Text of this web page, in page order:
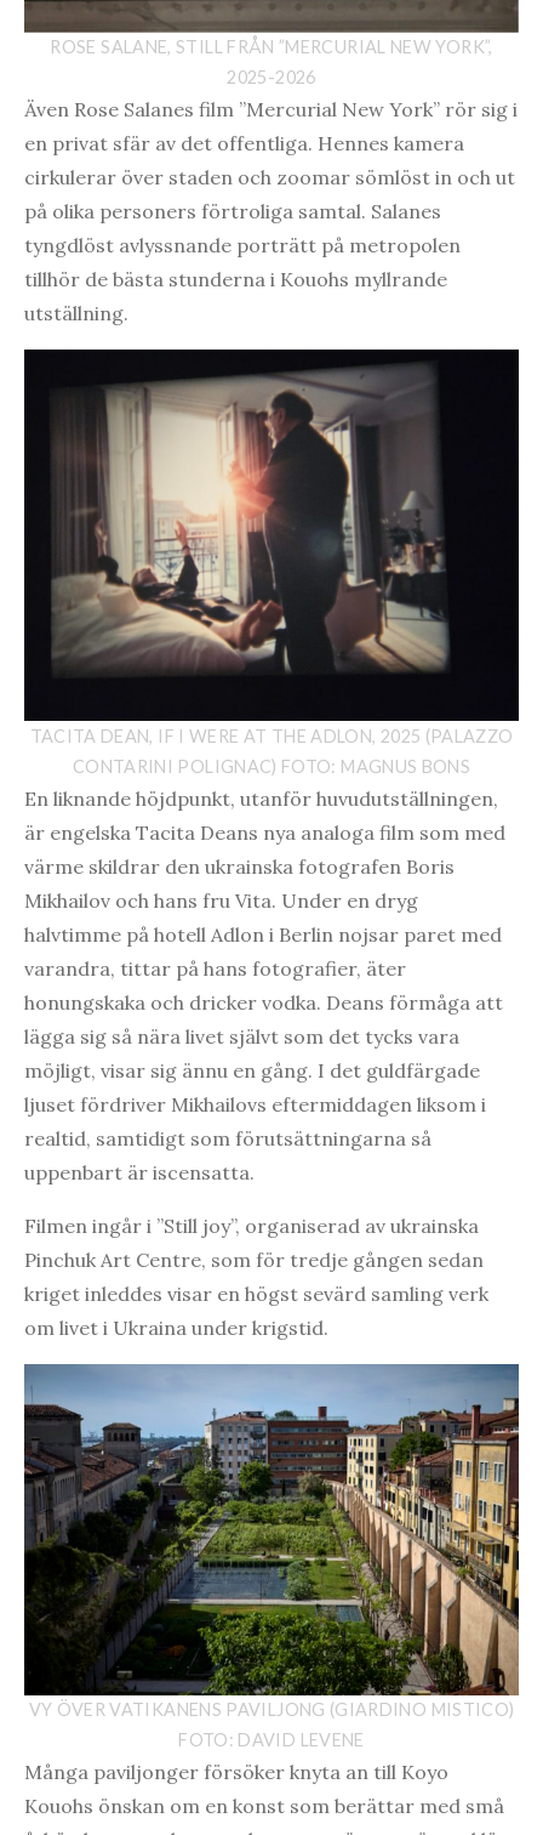
ROSE SALANE, STILL FRÅN ”MERCURIAL NEW YORK”,
2025-2026
Även Rose Salanes film ”Mercurial New York” rör sig i
en privat sfär av det offentliga. Hennes kamera
cirkulerar över staden och zoomar sömlöst in och ut
på olika personers förtroliga samtal. Salanes
tyngdlöst avlyssnande porträtt på metropolen
tillhör de bästa stunderna i Kouohs myllrande
utställning.
TACITA DEAN, IF I WERE AT THE ADLON, 2025 (PALAZZO
CONTARINI POLIGNAC) FOTO: MAGNUS BONS
En liknande höjdpunkt, utanför huvudutställningen,
är engelska Tacita Deans nya analoga film som med
värme skildrar den ukrainska fotografen Boris
Mikhailov och hans fru Vita. Under en dryg
halvtimme på hotell Adlon i Berlin nojsar paret med
varandra, tittar på hans fotografier, äter
honungskaka och dricker vodka. Deans förmåga att
lägga sig så nära livet självt som det tycks vara
möjligt, visar sig ännu en gång. I det guldfärgade
ljuset fördriver Mikhailovs eftermiddagen liksom i
realtid, samtidigt som förutsättningarna så
uppenbart är iscensatta.
Filmen ingår i ”Still joy”, organiserad av ukrainska
Pinchuk Art Centre, som för tredje gången sedan
kriget inleddes visar en högst sevärd samling verk
om livet i Ukraina under krigstid.
VY ÖVER VATIKANENS PAVILJONG (GIARDINO MISTICO)
FOTO: DAVID LEVENE
Många paviljonger försöker knyta an till Koyo
Kouohs önskan om en konst som berättar med små